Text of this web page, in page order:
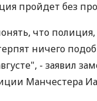
пройдет без
что
ничего
- заявил
Манчестера